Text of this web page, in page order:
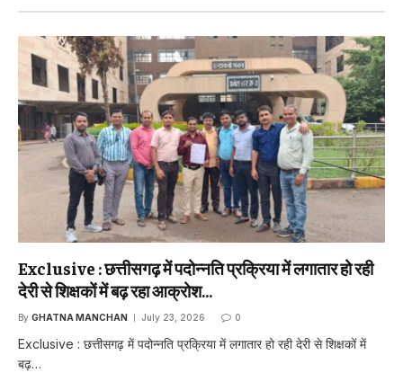
Exclusive : छत्तीसगढ़ में पदोन्नति प्रक्रिया में लगातार हो रही
देरी से शिक्षकों में बढ़ रहा आक्रोश…
By GHATNA MANCHAN July 23, 2026 0
Exclusive : छत्तीसगढ़ में पदोन्नति प्रक्रिया में लगातार हो रही देरी से शिक्षकों में
बढ़…